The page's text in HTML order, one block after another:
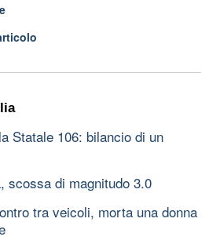
Statale 106: bilancio di un
scossa di magnitudo 3.0
tra veicoli, morta una donna